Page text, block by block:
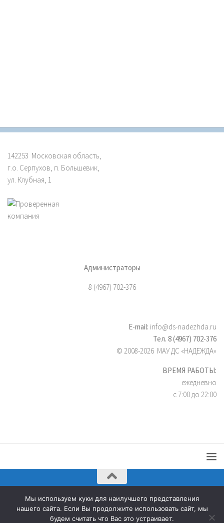
142253 Московская область,
г.о. Серпухов, п. Большевик,
ул. Клубная, 1
Администраторы
8 (4967) 702-376
E-mail: info@ds-nadezhda.ru
Тел. 8 (4967) 702-376
© 2008-2026 МАУ ДС «НАДЕЖДА»
ВРЕМЯ РАБОТЫ:
ежедневно
с 7:00 до 22:00
Дворец спорта «Надежда» © 2026. Все права защищены.
Мы используем куки для наилучшего представления
нашего сайта. Если Вы продолжите использовать сайт, мы
будем считать что Вас это устраивает.